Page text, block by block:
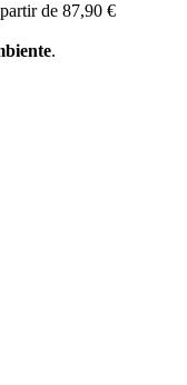
de 87,90 €
.